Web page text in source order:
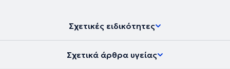
Σχετικές ειδικότητες
Σχετικά άρθρα υγείας